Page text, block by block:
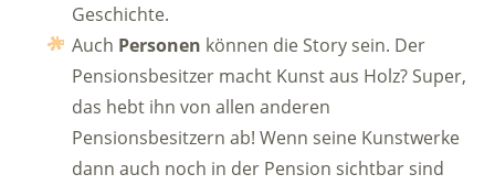
Geschichte.
Auch Personen können die Story sein. Der
Pensionsbesitzer macht Kunst aus Holz? Super,
das hebt ihn von allen anderen
Pensionsbesitzern ab! Wenn seine Kunstwerke
dann auch noch in der Pension sichtbar sind